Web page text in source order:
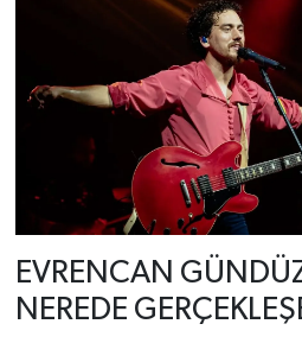
EVRENCAN
NEREDE